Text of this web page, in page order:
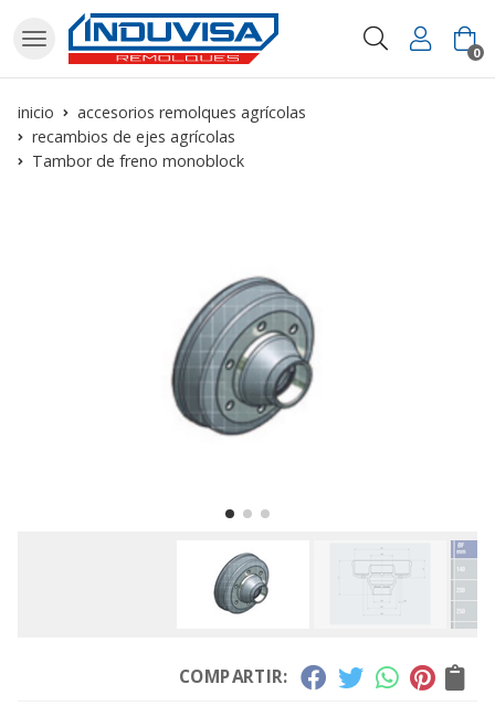
Buscar 0
inicio
accesorios remolques agrícolas
recambios de ejes agrícolas
Tambor de freno monoblock
COMPARTIR: